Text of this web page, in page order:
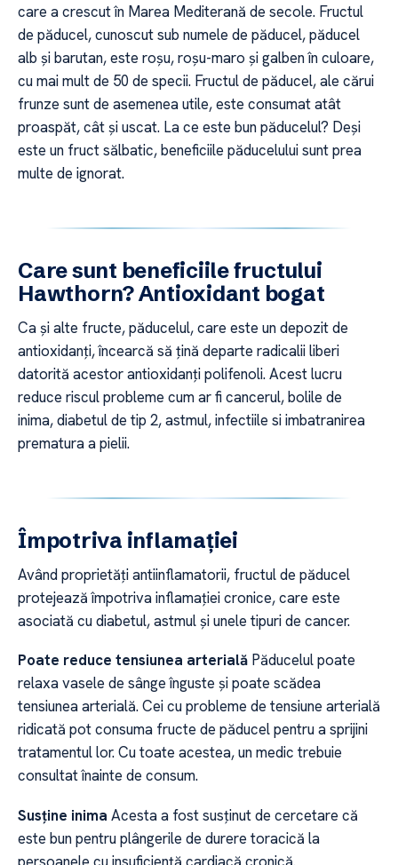
care a crescut în Marea Mediterană de secole. Fructul
de păducel, cunoscut sub numele de păducel, păducel
alb și barutan, este roșu, roșu-maro și galben în culoare,
cu mai mult de 50 de specii. Fructul de păducel, ale cărui
frunze sunt de asemenea utile, este consumat atât
proaspăt, cât și uscat. La ce este bun păducelul? Deși
este un fruct sălbatic, beneficiile păducelului sunt prea
multe de ignorat.
Care sunt beneficiile fructului
Hawthorn? Antioxidant bogat
Ca și alte fructe, păducelul, care este un depozit de
antioxidanți, încearcă să țină departe radicalii liberi
datorită acestor antioxidanți polifenoli. Acest lucru
reduce riscul probleme cum ar fi cancerul, bolile de
inima, diabetul de tip 2, astmul, infectiile si imbatranirea
prematura a pielii.
Împotriva inflamației
Având proprietăți antiinflamatorii, fructul de păducel
protejează împotriva inflamației cronice, care este
asociată cu diabetul, astmul și unele tipuri de cancer.
Poate reduce tensiunea arterială Păducelul poate
relaxa vasele de sânge înguste și poate scădea
tensiunea arterială. Cei cu probleme de tensiune arterială
ridicată pot consuma fructe de păducel pentru a sprijini
tratamentul lor. Cu toate acestea, un medic trebuie
consultat înainte de consum.
Susține inima Acesta a fost susținut de cercetare că
este bun pentru plângerile de durere toracică la